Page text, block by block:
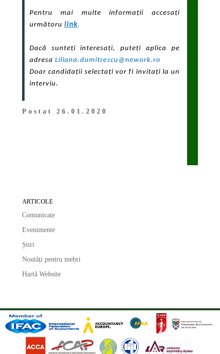
Pentru mai multe informații accesați
următoru link.
Dacă sunteți interesați, puteți aplica pe
adresa Liliana.dumitrescu@nework.ro
Doar candidații selectați vor fi invitați la un
interviu.
Postat 26.01.2020
ARTICOLE
Comunicate
Evenimente
Știri
Noutăți pentru mebri
Hartă Website